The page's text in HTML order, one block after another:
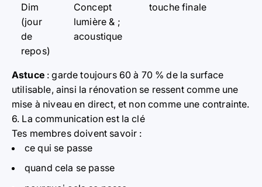
Dim
(jour
de
repos)
Concept
lumière & ;
acoustique
touche finale
Astuce: garde toujours 60 à 70 % de la surface
utilisable, ainsi la rénovation se ressent comme une
mise à niveau en direct, et non comme une contrainte.
6. La communication est la clé
Tes membres doivent savoir :
ce qui se passe
quand cela se passe